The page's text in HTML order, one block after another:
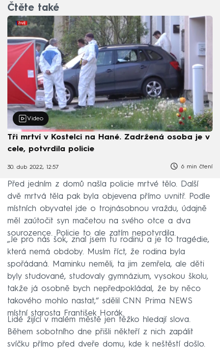
Čtěte také
Video
Tři mrtví v Kostelci na Hané. Zadržená osoba je v
cele, potvrdila policie
30. dub 2022, 12:57 6 min čtení
Před jedním z domů našla policie mrtvé tělo. Další
dvě mrtvá těla pak byla objevena přímo uvnitř. Podle
místních obyvatel jde o trojnásobnou vraždu, údajně
měl zaútočit syn mačetou na svého otce a dva
sourozence. Policie to ale zatím nepotvrdila.
„Je pro nás šok, znal jsem tu rodinu a je to tragédie,
která nemá obdoby. Musím říct, že rodina byla
spořádaná. Maminku neměli, ta jim zemřela, ale děti
byly studované, studovaly gymnázium, vysokou školu,
takže já osobně bych nepředpokládal, že by něco
takového mohlo nastat,“ sdělil CNN Prima NEWS
místní starosta František Horák.
Lidé žijící v malém městě jen těžko hledají slova.
Během sobotního dne přišli někteří z nich zapálit
svíčku přímo před dveře domu, kde k neštěstí došlo.